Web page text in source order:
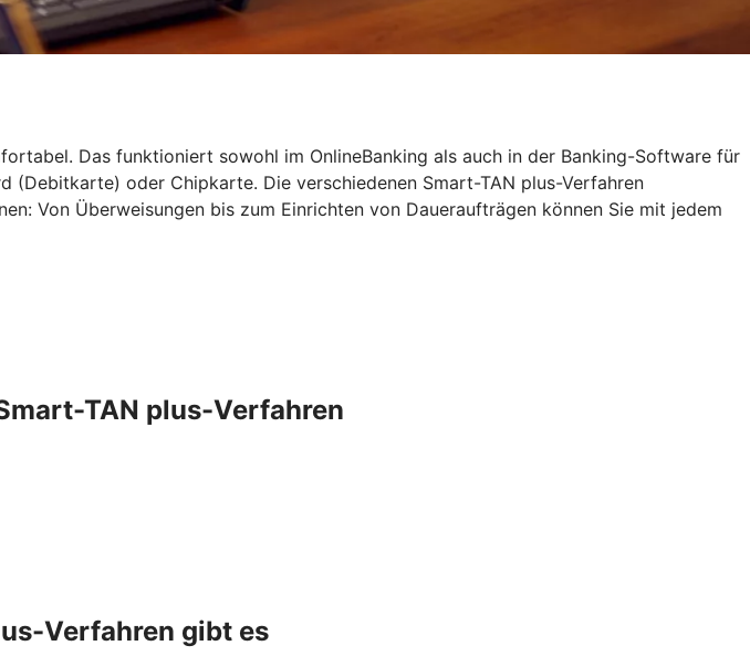
Das funktioniert sowohl im OnlineBanking als auch in der Banking-Software für
(Debitkarte) oder Chipkarte. Die verschiedenen Smart-TAN plus-Verfahren
Von Überweisungen bis zum Einrichten von Daueraufträgen können Sie mit jedem
TAN plus-Verfahren
Verfahren gibt es